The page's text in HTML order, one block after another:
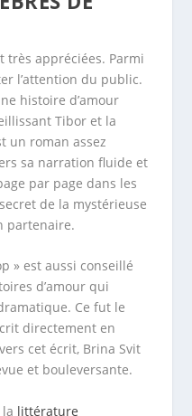
très appréciées. Parmi
l’attention du public.
histoire d’amour
Tibor et la
un roman assez
sa narration fluide et
par page dans les
de la mystérieuse
partenaire.
» est aussi conseillé
d’amour qui
Ce fut le
directement en
cet écrit, Brina Svit
et bouleversante.
littérature